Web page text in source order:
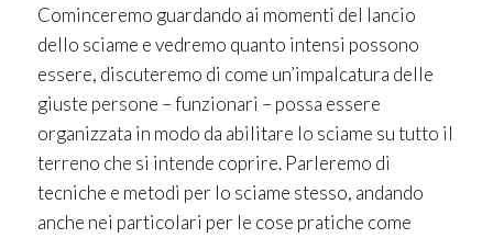
Cominceremo guardando ai momenti del lancio
dello sciame e vedremo quanto intensi possono
essere, discuteremo di come un’impalcatura delle
giuste persone – funzionari – possa essere
organizzata in modo da abilitare lo sciame su tutto il
terreno che si intende coprire. Parleremo di
tecniche e metodi per lo sciame stesso, andando
anche nei particolari per le cose pratiche come